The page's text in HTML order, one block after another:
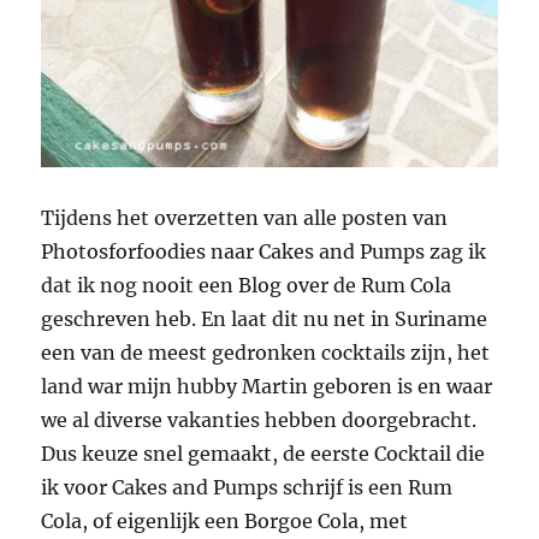
Tijdens het overzetten van alle posten van
Photosforfoodies naar Cakes and Pumps zag ik
dat ik nog nooit een Blog over de Rum Cola
geschreven heb. En laat dit nu net in Suriname
een van de meest gedronken cocktails zijn, het
land war mijn hubby Martin geboren is en waar
we al diverse vakanties hebben doorgebracht.
Dus keuze snel gemaakt, de eerste Cocktail die
ik voor Cakes and Pumps schrijf is een Rum
Cola, of eigenlijk een Borgoe Cola, met